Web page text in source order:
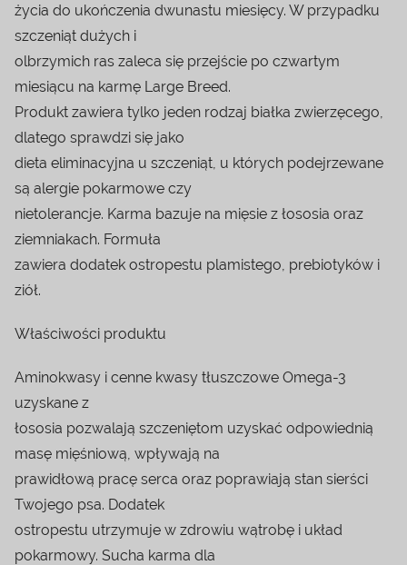
życia do ukończenia dwunastu miesięcy. W przypadku
szczeniąt dużych i
olbrzymich ras zaleca się przejście po czwartym
miesiącu na karmę Large Breed.
Produkt zawiera tylko jeden rodzaj białka zwierzęcego,
dlatego sprawdzi się jako
dieta eliminacyjna u szczeniąt, u których podejrzewane
są alergie pokarmowe czy
nietolerancje. Karma bazuje na mięsie z łososia oraz
ziemniakach. Formuła
zawiera dodatek ostropestu plamistego, prebiotyków i
ziół.
Właściwości produktu
Aminokwasy i cenne kwasy tłuszczowe Omega-3
uzyskane z
łososia pozwalają szczeniętom uzyskać odpowiednią
masę mięśniową, wpływają na
prawidłową pracę serca oraz poprawiają stan sierści
Twojego psa. Dodatek
ostropestu utrzymuje w zdrowiu wątrobę i układ
pokarmowy. Sucha karma dla